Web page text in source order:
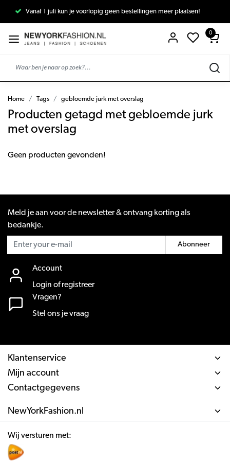
Vanaf 1 juli kun je voorlopig geen bestellingen meer plaatsen!
0
Home Tags gebloemde jurk met overslag
Producten getagd met gebloemde jurk
met overslag
Geen producten gevonden!
Meld je aan voor de newsletter & ontvang korting als
bedankje.
Abonneer
Account
Login of registreer
Vragen?
Stel ons je vraag
Klantenservice
Mijn account
Contactgegevens
NewYorkFashion.nl
Wij versturen met: